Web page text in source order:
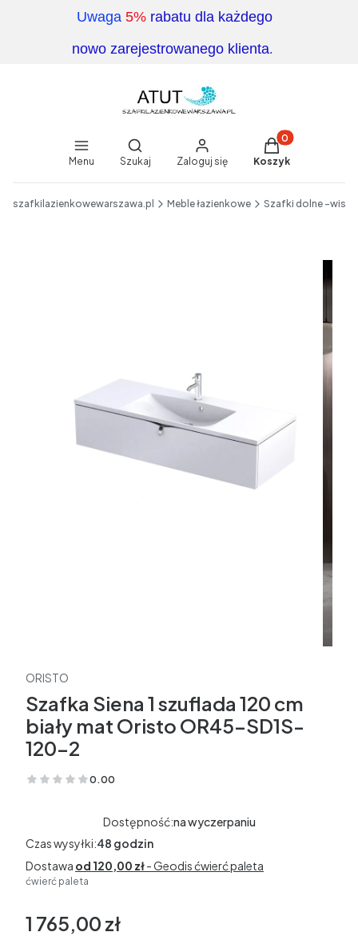
Uwaga 5% rabatu dla każdego
nowo zarejestrowanego klienta.
Menu
Otwórz wyszukiwarkę
Szukaj Zaloguj się
Produkty w
Koszyk
szafkilazienkowewarszawa.pl Meble łazienkowe Szafki dolne -
ORISTO
Szafka Siena 1 szuflada 120 cm
biały mat Oristo OR45-SD1S-
120-2
0.00
(Oceny: 0 Recenzje: 0)
Dostępność:na wyczerpaniu
Czas wysyłki:48 godzin
Dostawa od 120,00 zł- Geodis ćwierć paleta
ćwierć paleta
Cena
1 765,00 zł
w tym 23% VAT
23%